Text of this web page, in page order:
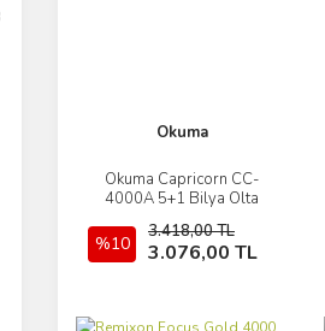
Okuma
Okuma Capricorn CC-
4000A 5+1 Bilya Olta
%10
3.418,00 TL
3.076,00 TL
İncele
Sepete Ekle